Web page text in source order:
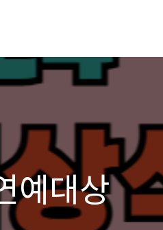
예대상